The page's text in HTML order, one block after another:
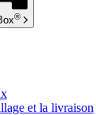
®
et la livraison